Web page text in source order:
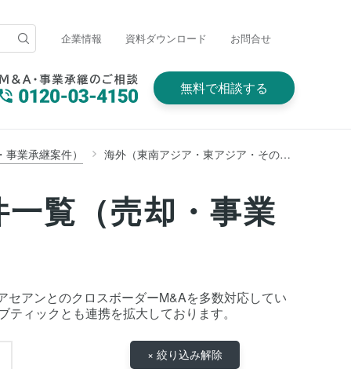
企業情報 資料ダウンロード お問合せ
無料で相談する
業承継案件） 海外（東南アジア・東アジア・その他アジア・オセアニア・欧州・北米・南米・中東・アフリカ）
覧（売却・事業
アンとのクロスボーダーM&Aを多数対応してい
ィックとも連携を拡大しております。
× 絞り込み解除